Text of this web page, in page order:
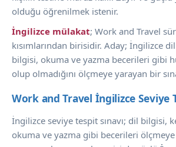
olduğu öğrenilmek istenir.
İngilizce mülakat; Work and Travel
kısımlarından birisidir. Aday; İngilizce
bilgisi, okuma ve yazma becerileri gibi
olup olmadığını ölçmeye yarayan bir
Work and Travel İngilizce Seviye
İngilizce seviye tespit sınavı; dil bilgisi,
okuma ve yazma gibi becerileri